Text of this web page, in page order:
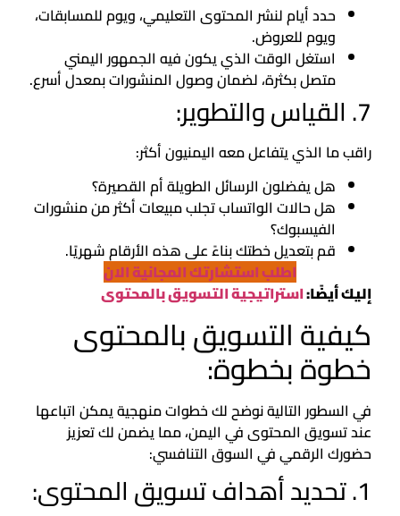
حدد أيام لنشر المحتوى التعليمي، ويوم للمسابقات،
ويوم للعروض.
استغل الوقت الذي يكون فيه الجمهور اليمني
متصل بكثرة، لضمان وصول المنشورات بمعدل أسرع.
7. القياس والتطوير:
راقب ما الذي يتفاعل معه اليمنيون أكثر:
هل يفضلون الرسائل الطويلة أم القصيرة؟
هل حالات الواتساب تجلب مبيعات أكثر من منشورات
الفيسبوك؟
قم بتعديل خطتك بناءً على هذه الأرقام شهريًا.
اطلب استشارتك المجانية الان
إليك أيضًا:استراتيجية التسويق بالمحتوى
كيفية التسويق بالمحتوى
خطوة بخطوة:
في السطور التالية نوضح لك خطوات منهجية يمكن اتباعها
عند تسويق المحتوى في اليمن، مما يضمن لك تعزيز
حضورك الرقمي في السوق التنافسي:
1. تحديد أهداف تسويق المحتوى: